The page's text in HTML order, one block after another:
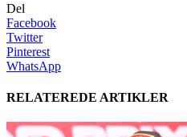
Del
Facebook
Twitter
Pinterest
WhatsApp
RELATEREDE ARTIKLER